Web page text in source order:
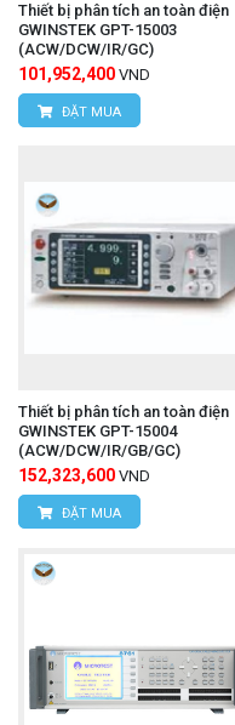
Thiết bị phân tích an toàn điện
GWINSTEK GPT-15003
(ACW/DCW/IR/GC)
101,952,400 VND
ĐẶT MUA
Thiết bị phân tích an toàn điện
GWINSTEK GPT-15004
(ACW/DCW/IR/GB/GC)
152,323,600 VND
ĐẶT MUA